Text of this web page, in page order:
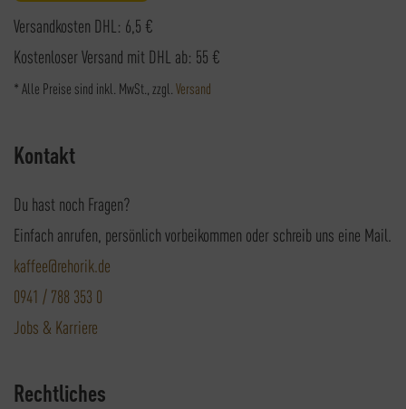
Versandkosten DHL: 6,5 €
Kostenloser Versand mit DHL ab: 55 €
* Alle Preise sind inkl. MwSt., zzgl. Versand
Kontakt
Du hast noch Fragen?
Einfach anrufen, persönlich vorbeikommen oder schreib uns eine Mail.
kaffee@rehorik.de
0941 / 788 353 0
Jobs & Karriere
Rechtliches